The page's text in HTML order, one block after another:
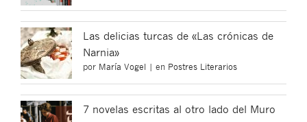
Las delicias turcas de «Las crónicas de
Narnia»
por María Vogel | en Postres Literarios
7 novelas escritas al otro lado del Muro